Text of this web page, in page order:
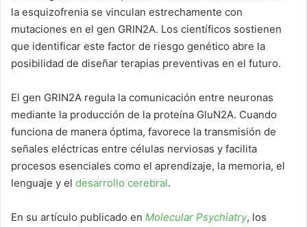
la esquizofrenia se vinculan estrechamente con
mutaciones en el gen GRIN2A. Los científicos sostienen
que identificar este factor de riesgo genético abre la
posibilidad de diseñar terapias preventivas en el futuro.
El gen GRIN2A regula la comunicación entre neuronas
mediante la producción de la proteína GluN2A. Cuando
funciona de manera óptima, favorece la transmisión de
señales eléctricas entre células nerviosas y facilita
procesos esenciales como el aprendizaje, la memoria, el
lenguaje y el desarrollo cerebral.
En su artículo publicado en Molecular Psychiatry, los